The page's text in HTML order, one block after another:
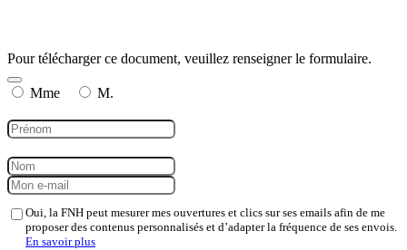
Pour télécharger ce document, veuillez renseigner le formulaire.
Mme M.
Oui, la FNH peut mesurer mes ouvertures et clics sur ses emails afin de me
proposer des contenus personnalisés et d’adapter la fréquence de ses envois.
En savoir plus